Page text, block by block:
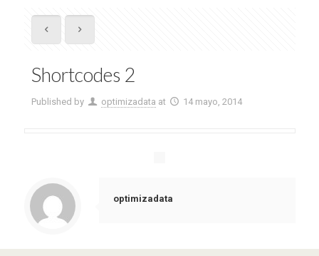
Shortcodes 2
Published by optimizadata at 14 mayo, 2014
optimizadata